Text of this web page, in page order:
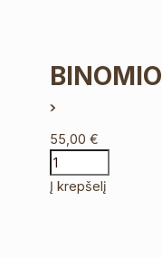
BINOMIO
55,00€
Į krepšelį